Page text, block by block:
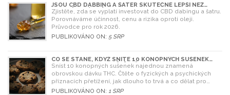
JSOU CBD DABBING A ŠATER SKUTEČNĚ LEPŠÍ NEŽ
OLEJ? ÚPLNÝ PRŮVODCE
Zjistěte, zda se vyplatí investovat do CBD dabingu a šatru.
Porovnáváme účinnost, cenu a rizika oproti oleji.
Průvodce pro rok 2026.
PUBLIKOVÁNO ON: 5 SRP
CO SE STANE, KDYŽ SNÍTE 10 KONOPNÝCH SUŠENEK
NAJEDNOU? RIZIKA A ŘEŠENÍ
Sníst 10 konopných sušenek najednou znamená
obrovskou dávku THC. Čtěte o fyzických a psychických
příznacích přetížení, jak dlouho to trvá a co dělat pro
úlevu.
PUBLIKOVÁNO ON: 1 SRP